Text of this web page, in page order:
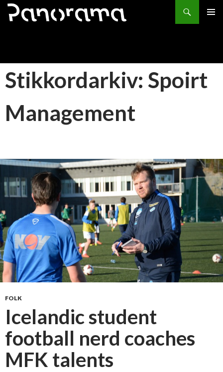
Søk
HOPP
Stikkordarkiv: Spoirt
Management
FOLK
Icelandic student
football nerd coaches
MFK talents